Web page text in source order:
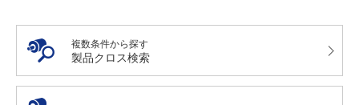
複数条件から探す
製品クロス検索